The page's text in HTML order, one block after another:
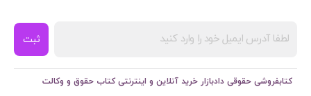
ثبت
کتابفروشی حقوقی دادبازار خرید آنلاین و اینترنتی کتاب حقوق و وکالت